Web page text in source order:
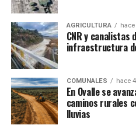
AGRICULTURA
CNR y canalistas
infraestructura
COMUNALES hace
En Ovalle se
caminos rurales
lluvias